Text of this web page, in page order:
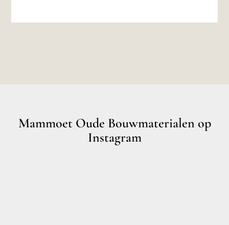
Mammoet Oude Bouwmaterialen op
Instagram